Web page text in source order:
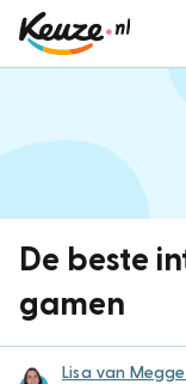
De beste
gamen
Lisa van